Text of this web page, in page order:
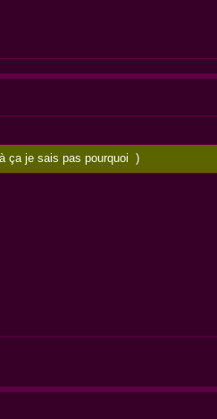
ça je sais pas pourquoi )